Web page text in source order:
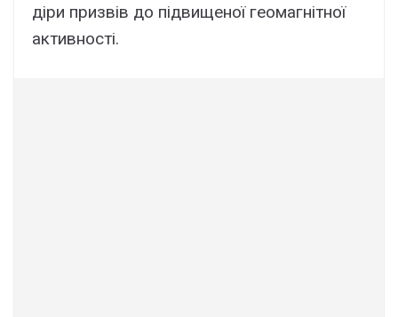
діри призвів до підвищеної геомагнітної
активності.